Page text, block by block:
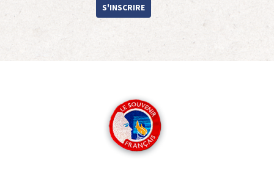
S'INSCRIRE